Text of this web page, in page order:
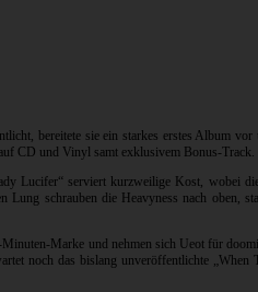
bereitete sie ein starkes erstes Album
CD und Vinyl samt exklusivem Bonus-Track.
Lucifer“ serviert kurzweilige Kost, wobei
schrauben die Heavyness nach oben,
Marke und nehmen sich Ueot für
noch das bislang unveröffentlichte